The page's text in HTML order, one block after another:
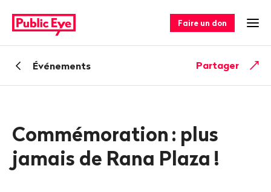
sur
publiceye.ch
rapide
Faire un don
RetourÉvénements Partager
Commémoration : plus
jamais de Rana Plaza !